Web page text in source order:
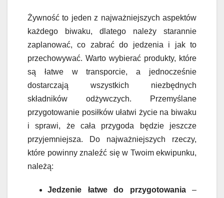
Żywność to jeden z najważniejszych aspektów
każdego biwaku, dlatego należy starannie
zaplanować, co zabrać do jedzenia i jak to
przechowywać. Warto wybierać produkty, które
są łatwe w transporcie, a jednocześnie
dostarczają wszystkich niezbędnych
składników odżywczych. Przemyślane
przygotowanie posiłków ułatwi życie na biwaku
i sprawi, że cała przygoda będzie jeszcze
przyjemniejsza. Do najważniejszych rzeczy,
które powinny znaleźć się w Twoim ekwipunku,
należą:
Jedzenie łatwe do przygotowania–